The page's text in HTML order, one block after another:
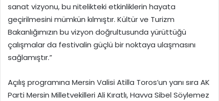
sanat vizyonu, bu nitelikteki etkinliklerin hayata
geçirilmesini mümkün kılmıştır. Kültür ve Turizm
Bakanlığımızın bu vizyon doğrultusunda yürüttüğü
çalışmalar da festivalin güçlü bir noktaya ulaşmasını
sağlamıştır.”
Açılış programına Mersin Valisi Atilla Toros’un yanı sıra AK
Parti Mersin Milletvekilleri Ali Kıratlı, Havva Sibel Söylemez